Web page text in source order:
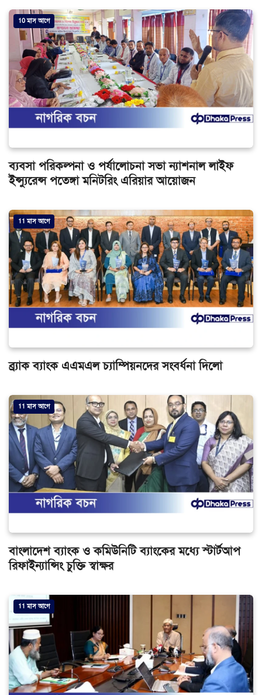
10 মাস আগে
ব্যবসা পরিকল্পনা ও পর্যালোচনা সভা ন্যাশনাল লাইফ
ইন্স্যুরেন্স পতেঙ্গা মনিটরিং এরিয়ার আয়োজন
11 মাস আগে
ব্র্যাক ব্যাংক এএমএল চ্যাম্পিয়নদের সংবর্ধনা দিলো
11 মাস আগে
বাংলাদেশ ব্যাংক ও কমিউনিটি ব্যাংকের মধ্যে স্টার্টআপ
রিফাইন্যান্সিং চুক্তি স্বাক্ষর
11 মাস আগে